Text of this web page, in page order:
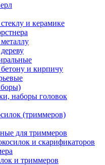
и керамике
и кирпичу
наборы головок
(триммеров)
для триммеров
и скарификаторов
и триммеров